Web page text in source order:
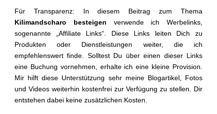
Für Transparenz: In diesem Beitrag zum Thema
Kilimandscharo besteigen verwende ich Werbelinks,
sogenannte „Affiliate Links“. Diese Links leiten Dich zu
Produkten oder Dienstleistungen weiter, die ich
empfehlenswert finde. Solltest Du über einen dieser Links
eine Buchung vornehmen, erhalte ich eine kleine Provision.
Mir hilft diese Unterstützung sehr meine Blogartikel, Fotos
und Videos weiterhin kostenfrei zur Verfügung zu stellen. Dir
entstehen dabei keine zusätzlichen Kosten.